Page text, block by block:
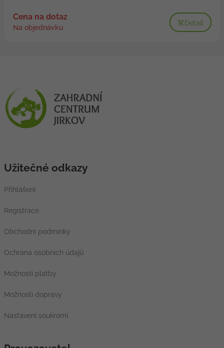
Cena na dotaz
Na objednávku
Detail
Užitečné odkazy
Přihlášení
Registrace
Obchodní podmínky
Ochrana osobních údajů
Možnosti platby
Možnosti dopravy
Nastavení soukromí